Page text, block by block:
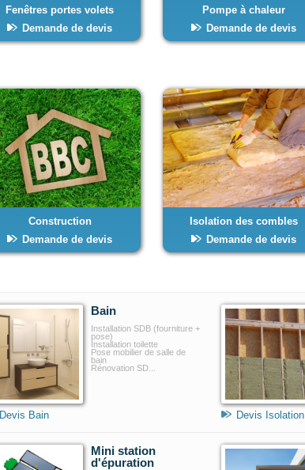
Fenêtres portes volets
Demande de devis
Pompe à chaleur
Demande de devis
Construction
Demande de devis
Isolation des combles
Demande de devis
Bain
Installation SDB (fourniture +
pose)
Installation toilette
Pose mobilier de salle de
bain
Rénovation SD...
Devis Bain Devis
Mini station
d'épuration